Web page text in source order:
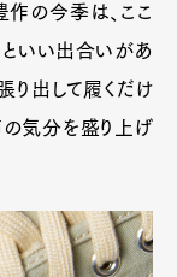
作の今季は、ここ
といい出合いがあ
り出して履くだけ
の気分を盛り上げ